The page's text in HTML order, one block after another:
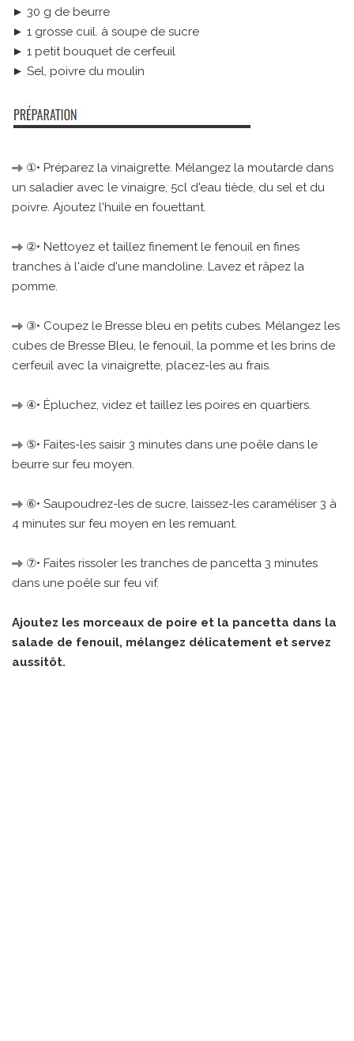
► 30 g de beurre
► 1 grosse cuil. à soupe de sucre
► 1 petit bouquet de cerfeuil
► Sel, poivre du moulin
①• Préparez la vinaigrette. Mélangez la moutarde dans
un saladier avec le vinaigre, 5cl d'eau tiède, du sel et du
poivre. Ajoutez l'huile en fouettant.
②• Nettoyez et taillez finement le fenouil en fines
tranches à l'aide d'une mandoline. Lavez et râpez la
pomme.
③• Coupez le Bresse bleu en petits cubes. Mélangez les
cubes de Bresse Bleu, le fenouil, la pomme et les brins de
cerfeuil avec la vinaigrette, placez-les au frais.
④• Épluchez, videz et taillez les poires en quartiers.
⑤• Faites-les saisir 3 minutes dans une poêle dans le
beurre sur feu moyen.
⑥• Saupoudrez-les de sucre, laissez-les caraméliser 3 à
4 minutes sur feu moyen en les remuant.
⑦• Faites rissoler les tranches de pancetta 3 minutes
dans une poêle sur feu vif.
Ajoutez les morceaux de poire et la pancetta dans la
salade de fenouil, mélangez délicatement et servez
aussitôt.